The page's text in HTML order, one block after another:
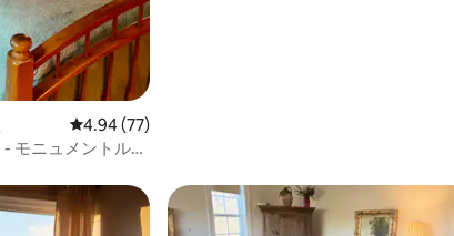
レビュー77件、5つ星中4.94つ星の平均評価
4.94 (77)
モニュメントルー
です。